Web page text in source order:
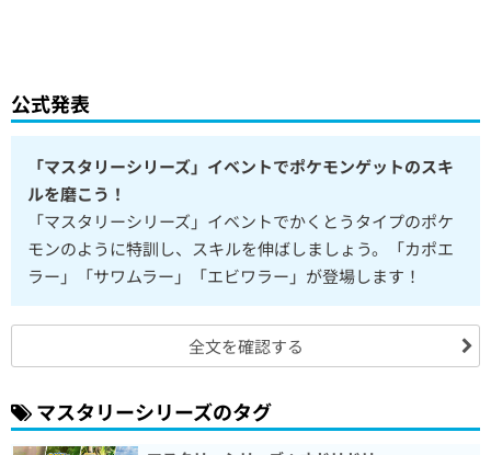
公式発表
「マスタリーシリーズ」イベントでポケモンゲットのスキ
ルを磨こう！
「マスタリーシリーズ」イベントでかくとうタイプのポケ
モンのように特訓し、スキルを伸ばしましょう。「カポエ
ラー」「サワムラー」「エビワラー」が登場します！
全文を確認する
マスタリーシリーズのタグ